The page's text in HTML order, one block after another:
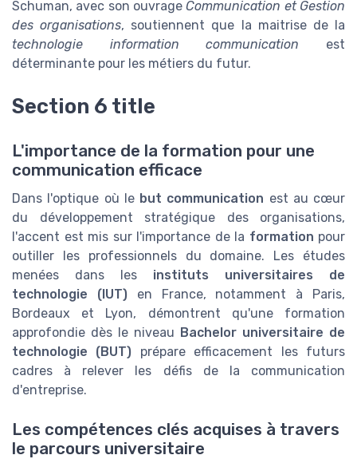
Schuman, avec son ouvrageCommunication et Gestion
des organisations, soutiennent que la maitrise de la
technologie information communication est
déterminante pour les métiers du futur.
Section 6 title
L'importance de la formation pour une
communication efficace
Dans l'optique où le but communication est au cœur
du développement stratégique des organisations,
l'accent est mis sur l'importance de la formation pour
outiller les professionnels du domaine. Les études
menées dans les instituts universitaires de
technologie (IUT)en France, notamment à Paris,
Bordeaux et Lyon, démontrent qu'une formation
approfondie dès le niveau Bachelor universitaire de
technologie (BUT) prépare efficacement les futurs
cadres à relever les défis de la communication
d'entreprise.
Les compétences clés acquises à travers
le parcours universitaire